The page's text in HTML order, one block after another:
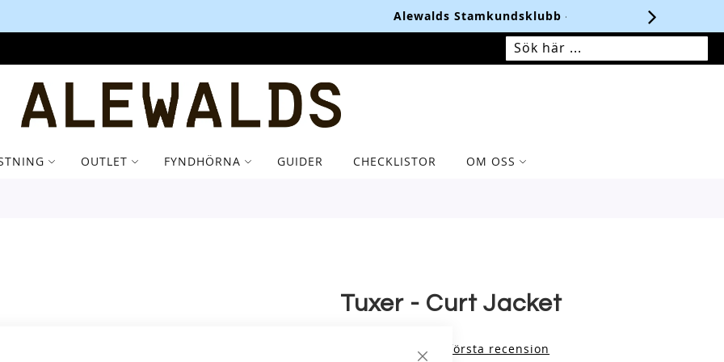
Alewalds Stamkundsklubb - Upp till 10% i årsbonus LÄS MER HÄR.
SÖK SÖK
MIN VARUKORG
OUTLET FYNDHÖRNA GUIDER CHECKLISTOR OM OSS
Tuxer - Curt Jacket
Skriv produktens första recension